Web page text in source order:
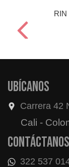
RIN
Ubícanos
Carrera 42
Cali -
Contáctanos
322 537